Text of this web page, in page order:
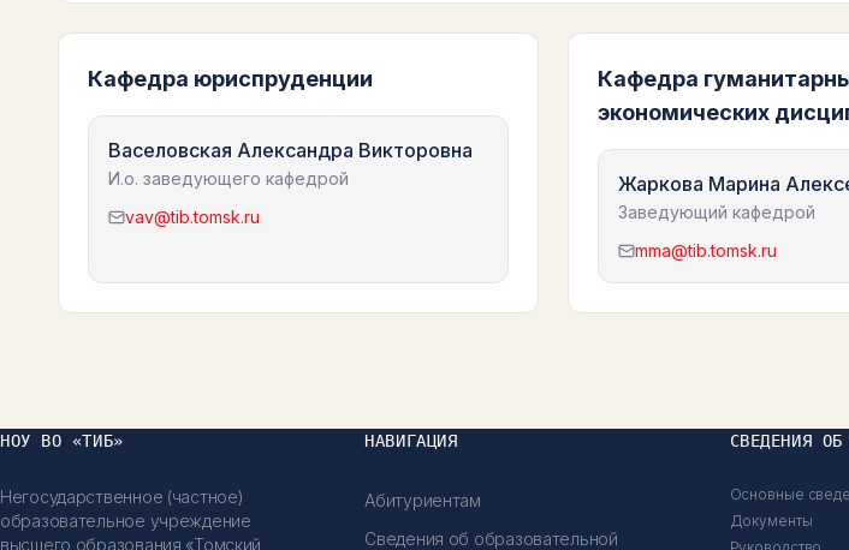
Кафедра юриспруденции
Васеловская Александра Викторовна
И.о. заведующего кафедрой
vav@tib.tomsk.ru
Кафедра
экономических
Жаркова Марина
Заведующий кафедрой
mma@tib.tomsk.ru
НОУ ВО «ТИБ»
Негосударственное (частное)
образовательное учреждение
высшего образования «Томский
НАВИГАЦИЯ
Абитуриентам
Сведения об образовательной
СВЕДЕНИЯ ОБ
Основные
Документы